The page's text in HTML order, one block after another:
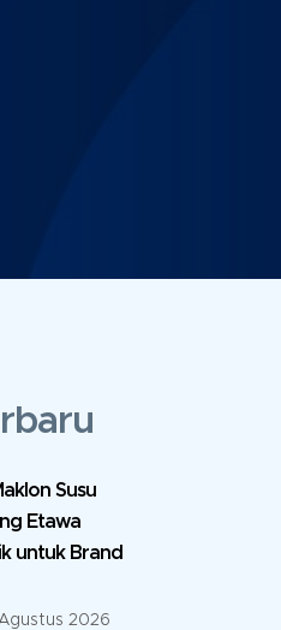
Susu
Etawa
untuk Brand
2026